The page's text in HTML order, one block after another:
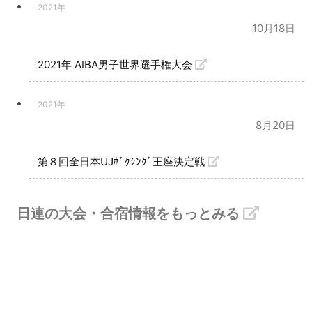
2021年
10月18日
2021年 AIBA男子世界選手権大会
2021年
8月20日
第８回全日本UJﾎﾞｸｼﾝｸﾞ王座決定戦
日連の大会・合宿情報をもっとみる